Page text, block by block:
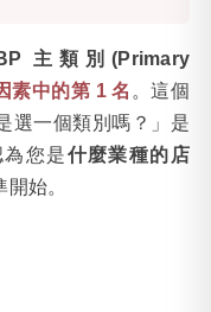
主類別(Primary
素中的第 1 名 。這個
選一個類別嗎？」是
您是什麼業種的店
始。